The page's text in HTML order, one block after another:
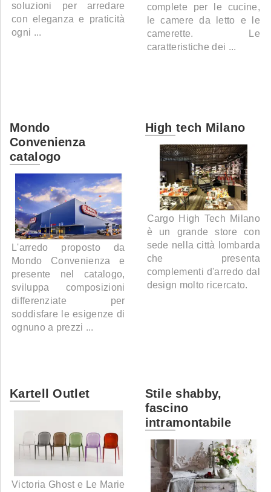
soluzioni per arredare
con eleganza e praticità
ogni ...
complete per le cucine,
le camere da letto e le
camerette. Le
caratteristiche dei ...
Mondo
Convenienza
catalogo
L'arredo proposto da
Mondo Convenienza e
presente nel catalogo,
sviluppa composizioni
differenziate per
soddisfare le esigenze di
ognuno a prezzi ...
High tech Milano
Cargo High Tech Milano
è un grande store con
sede nella città lombarda
che presenta
complementi d'arredo dal
design molto ricercato.
Kartell Outlet
Victoria Ghost e Le Marie
Stile shabby,
fascino
intramontabile